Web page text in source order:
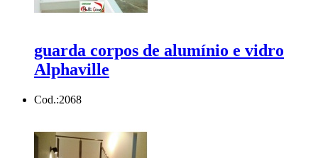
guarda corpos de alumínio e vidro
Alphaville
Cod.:2068